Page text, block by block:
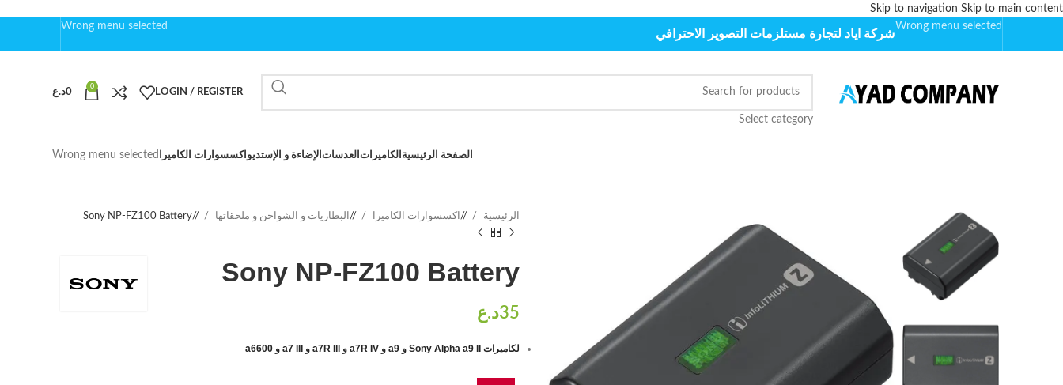
Skip to navigation Skip to main content
Wrong menu selected
شركة اياد لتجارة مستلزمات التصوير الاحترافي
Wrong menu selected
Select category
LOGIN / REGISTER
0
0د.ع
الصفحة الرئيسية الكاميرات العدسات الإضاءة و الإستديو اكسسوارات الكاميرا Wrong menu selected
الرئيسية / اكسسوارات الكاميرا / البطاريات و الشواحن و ملحقاتها /
Sony NP-FZ100 Battery
Sony NP-FZ100 Battery
لكاميرات Sony Alpha a9 II و a9 و a7R IV و a7R III و a7 III و a6600